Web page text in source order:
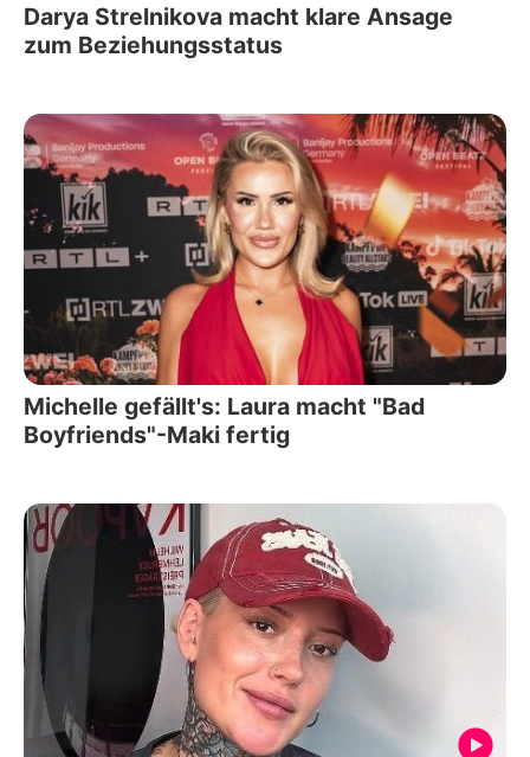
Darya Strelnikova macht klare Ansage
zum Beziehungsstatus
Michelle gefällt's: Laura macht "Bad
Boyfriends"-Maki fertig